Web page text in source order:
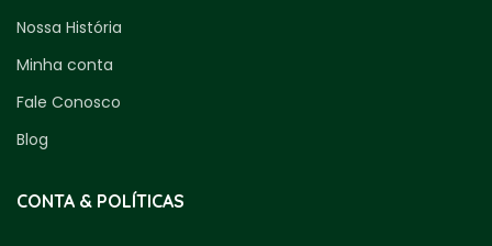
Nossa História
Minha conta
Fale Conosco
Blog
CONTA & POLÍTICAS